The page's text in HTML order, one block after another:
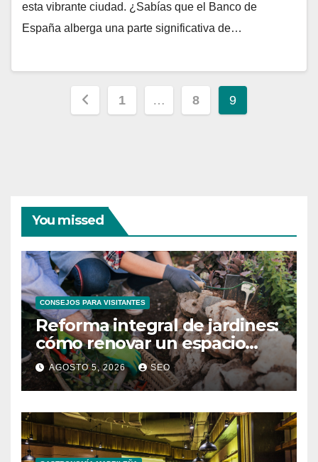
esta vibrante ciudad. ¿Sabías que el Banco de
España alberga una parte significativa de…
Paginación
1 … 8 9
You missed
CONSEJOS PARA VISITANTES
Reforma integral de jardines:
cómo renovar un espacio
exterior
AGOSTO 5, 2026 SEO